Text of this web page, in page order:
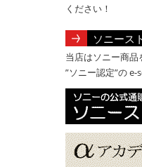
ください！
ソニース
当店はソニー商品
”ソニー認定”の e-